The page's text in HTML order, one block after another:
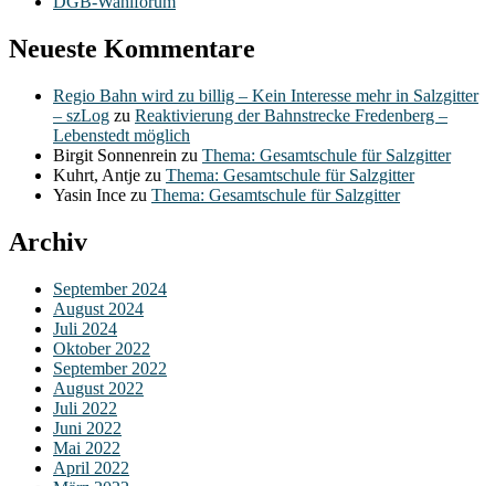
Neueste Kommentare
Regio Bahn wird zu billig – Kein Interesse mehr in Salzgitter
– szLog zu Reaktivierung der Bahnstrecke Fredenberg –
Lebenstedt möglich
Birgit Sonnenrein zu Thema: Gesamtschule für Salzgitter
Kuhrt, Antje zu Thema: Gesamtschule für Salzgitter
Yasin Ince zu Thema: Gesamtschule für Salzgitter
Archiv
September 2024
August 2024
Juli 2024
Oktober 2022
September 2022
August 2022
Juli 2022
Juni 2022
Mai 2022
April 2022